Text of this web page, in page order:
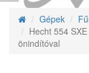
Gépek
Hecht 554
önindítóval